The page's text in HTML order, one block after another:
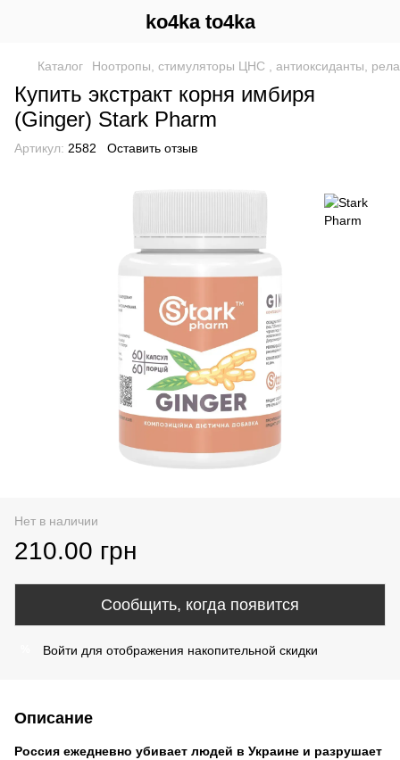
ko4ka to4ka
Каталог Ноотропы, стимуляторы ЦНС , антиоксиданты,
Купить экстракт корня имбиря
(Ginger) Stark Pharm
Артикул: 2582 Оставить отзыв
Нет в наличии
210.00 грн
Сообщить, когда появится
Войти для отображения накопительной скидки
Описание
Россия ежедневно убивает людей в Украине и разрушает